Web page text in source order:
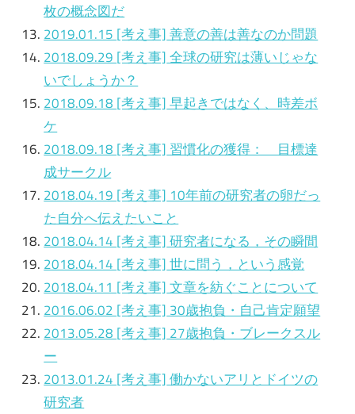
枚の概念図だ
2019.01.15 [考え事]善意の善は善なのか問題
2018.09.29 [考え事]全球の研究は薄いじゃな
いでしょうか？
2018.09.18 [考え事]早起きではなく、時差ボ
ケ
2018.09.18 [考え事] 習慣化の獲得： 目標達
成サークル
2018.04.19 [考え事] 10年前の研究者の卵だっ
た自分へ伝えたいこと
2018.04.14 [考え事]研究者になる，その瞬間
2018.04.14 [考え事]世に問う，という感覚
2018.04.11 [考え事]文章を紡ぐことについて
2016.06.02 [考え事] 30歳抱負・自己肯定願望
2013.05.28 [考え事] 27歳抱負・ブレークスル
ー
2013.01.24 [考え事]働かないアリとドイツの
研究者